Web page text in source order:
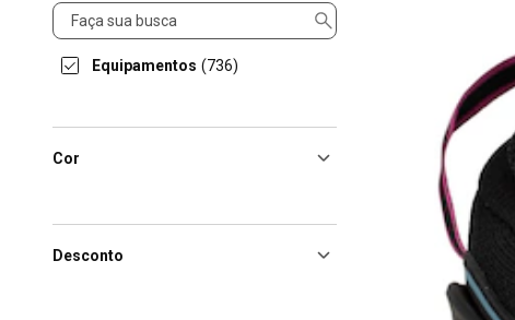
Categorias
Equipamentos (736)
Cor
Desconto